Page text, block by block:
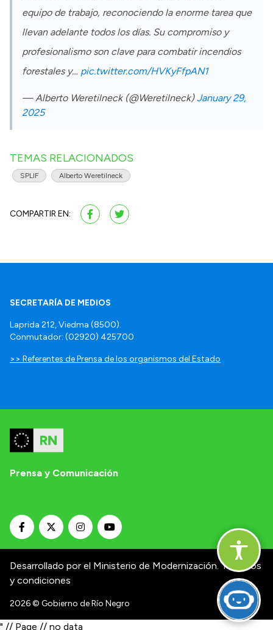
equipo de trabajo, reconociendo la enorme tarea que
llevan adelante todos los días. Su compromiso y
profesionalismo son clave para combatir incendios
forestales y… pic.twitter.com/HVKyFfpAN1
— Alberto Weretilneck (@Weretilneck)January 29,
2025
TEMAS RELACIONADOS
SPLIF Alberto Weretilneck
COMPARTIR EN:
SECRETARÍA DE MEDIOS
Laprida 212, Viedma (8500).
Conmutador: (02920) 425700
>> Referentes de Prensa de los organismos del Estado
Prensa y Comunicación
Desarrollado por el Ministerio de Modernización. Términos
y condiciones
2026© Gobierno de Río Negro
" // Page // no data